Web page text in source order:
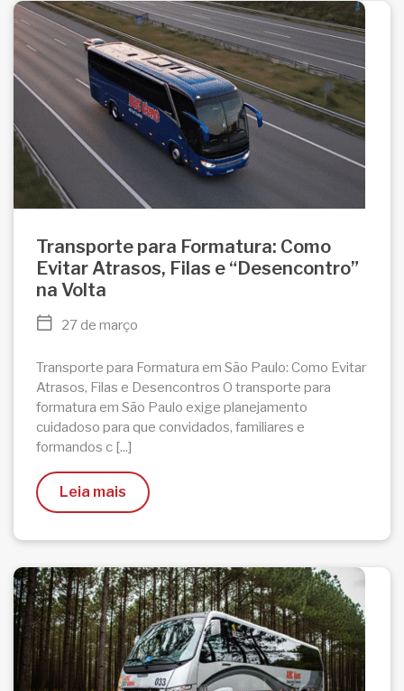
Transporte para Formatura: Como
Evitar Atrasos, Filas e “Desencontro”
na Volta
27 de março
Transporte para Formatura em São Paulo: Como Evitar
Atrasos, Filas e Desencontros O transporte para
formatura em São Paulo exige planejamento
cuidadoso para que convidados, familiares e
formandos c [...]
Leia mais